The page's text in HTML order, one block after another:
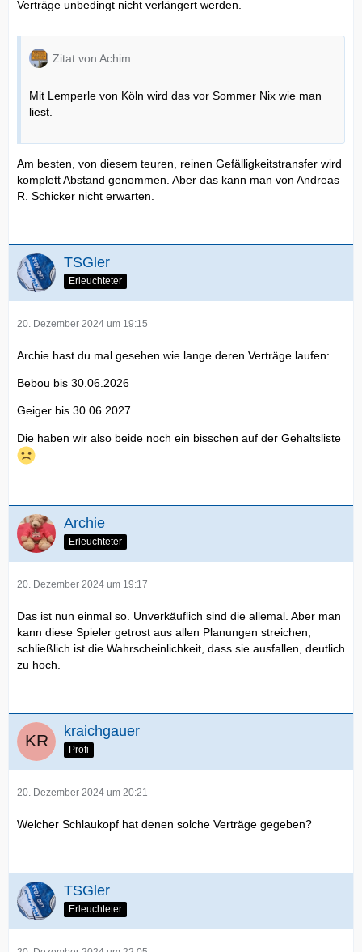
Verträge unbedingt nicht verlängert werden.
Zitat von Achim
Mit Lemperle von Köln wird das vor Sommer Nix wie man
liest.
Am besten, von diesem teuren, reinen Gefälligkeitstransfer wird
komplett Abstand genommen. Aber das kann man von Andreas
R. Schicker nicht erwarten.
TSGler
Erleuchteter
20. Dezember 2024 um 19:15
Archie hast du mal gesehen wie lange deren Verträge laufen:
Bebou bis 30.06.2026
Geiger bis 30.06.2027
Die haben wir also beide noch ein bisschen auf der Gehaltsliste
Archie
Erleuchteter
20. Dezember 2024 um 19:17
Das ist nun einmal so. Unverkäuflich sind die allemal. Aber man
kann diese Spieler getrost aus allen Planungen streichen,
schließlich ist die Wahrscheinlichkeit, dass sie ausfallen, deutlich
zu hoch.
kraichgauer
Profi
20. Dezember 2024 um 20:21
Welcher Schlaukopf hat denen solche Verträge gegeben?
TSGler
Erleuchteter